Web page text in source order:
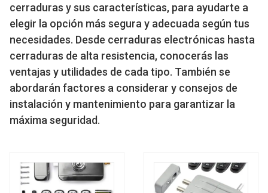
cerraduras y sus características, para ayudarte a
elegir la opción más segura y adecuada según tus
necesidades. Desde cerraduras electrónicas hasta
cerraduras de alta resistencia, conocerás las
ventajas y utilidades de cada tipo. También se
abordarán factores a considerar y consejos de
instalación y mantenimiento para garantizar la
máxima seguridad.